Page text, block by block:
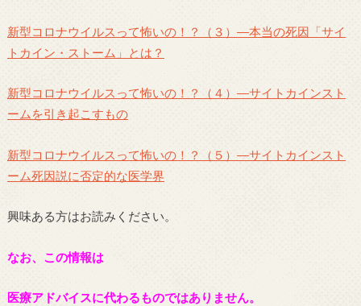
新型コロナウイルスって怖いの！？（３）―本当の死因「サイ
トカイン・ストーム」とは？
新型コロナウイルスって怖いの！？（４）―サイトカインスト
ームを引き起こすもの
新型コロナウイルスって怖いの！？（５）―サイトカインスト
ーム死因説に否定的な医学界
興味ある方はお読みください。
なお、この情報は
医療アドバイスに代わるものではありません。